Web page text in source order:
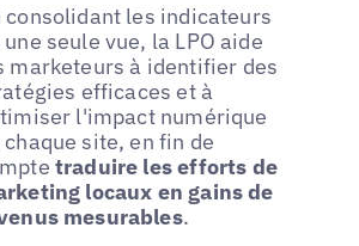
consolidant les indicateurs
une seule vue, la LPO aide
marketeurs à identifier des
efficaces et à
l'impact numérique
chaque site, en fin de
traduire les efforts de
locaux en gains de
mesurables.